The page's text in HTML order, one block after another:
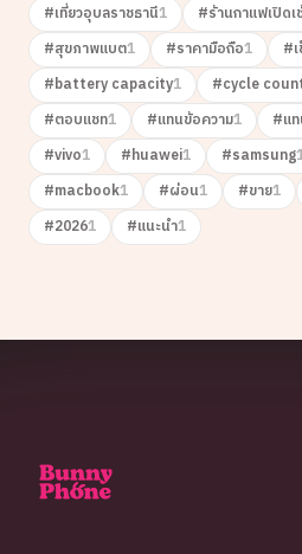
#เที่ยวอุบลราชธานี1 #ร้านกาแฟเปิดเ
#สุขภาพแบต1 #ราคามือถือ1 #
#battery capacity1 #cycle
#ตอบแชท1 #แทนข้อความ1 #แ
#vivo1 #huawei1 #samsung
#macbook1 #ผ่อน1 #ขาย1
#20261 #แนะนำ1